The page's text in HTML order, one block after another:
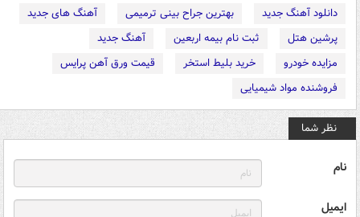
دانلود آهنگ جدید
بهترین جراح بینی ترمیمی
آهنگ های جدید
پرشین هتل
ثبت نام بیمه اربعین
آهنگ جدید
مزایده خودرو
خرید بلیط استخر
قیمت ورق آهن پرایس
فروشنده مواد شیمیایی
نظر شما
نام
ایمیل